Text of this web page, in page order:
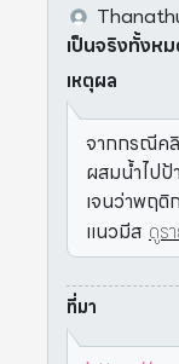
เป็นจริงทั้งห
เหตุผล
จากกรณีคลิ
ผสมน้ำไปป้
เจนว่าพฤติ
แนวมีส ดูร
ที่มา